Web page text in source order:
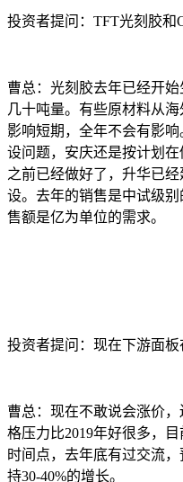
投资者提问：TFT光刻胶和
曹总：光刻胶去年已经开
几十吨量。有些原材料从
影响短期，全年不会有影
设问题，安庆还是按计划
之前已经做好了，升华已
设。去年的销售是中试级
售额是亿为单位的需求。
投资者提问：现在下游面板
曹总：现在不敢说会涨价
格压力比2019年好很多，
时间点，去年底有过交流
持30-40%的增长。